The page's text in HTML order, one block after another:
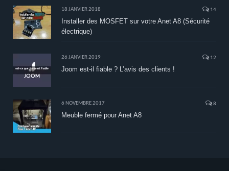
18 JANVIER 2018 14
Installer des MOSFET sur votre Anet A8 (Sécurité
électrique)
26 JANVIER 2019 12
Joom est-il fiable ? L’avis des clients !
6 NOVEMBRE 2017 8
Meuble fermé pour Anet A8